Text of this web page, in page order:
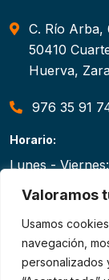
Valoramos
Usamos
navegación,
personalizados
C. Río Arba,
50410
Huerva,
976 35 91
Horario:
Lunes - Viernes:
8:00 - 20:00